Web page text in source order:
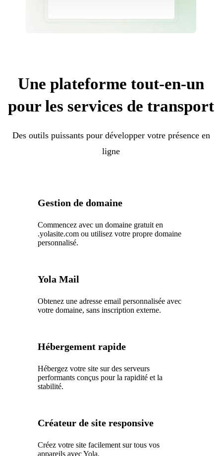
Une plateforme tout-en-un
pour les services de transport
Des outils puissants pour développer votre présence en
ligne
Gestion de domaine
Commencez avec un domaine gratuit en
.yolasite.com ou utilisez votre propre domaine
personnalisé.
Yola Mail
Obtenez une adresse email personnalisée avec
votre domaine, sans inscription externe.
Hébergement rapide
Hébergez votre site sur des serveurs
performants conçus pour la rapidité et la
stabilité.
Créateur de site responsive
Créez votre site facilement sur tous vos
appareils avec Yola.